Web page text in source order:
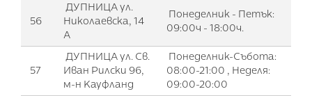
56
ДУПНИЦА ул.
Николаевска, 14
А
Понеделник - Петък:
09:00ч - 18:00ч.
57
ДУПНИЦА ул. Св.
Иван Рилски 96,
м-н Кауфланд
Понеделник-Събота:
08:00-21:00 , Неделя:
09:00-20:00